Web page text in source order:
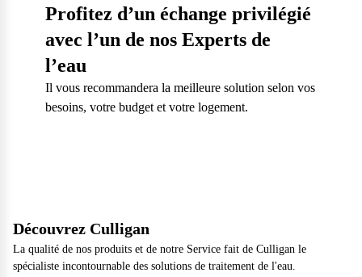
Profitez d’un échange privilégié
avec l’un de nos Experts de
l’eau
Il vous recommandera la meilleure solution selon vos
besoins, votre budget et votre logement.
Découvrez Culligan
La qualité de nos produits et de notre Service fait de Culligan le
spécialiste incontournable des solutions de traitement de l'eau.